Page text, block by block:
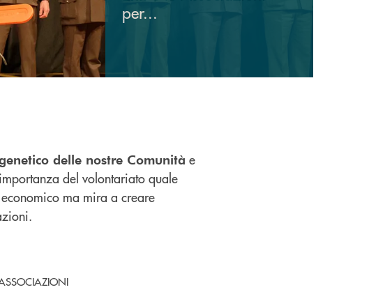
per...
delle nostre Comunità e
del volontariato quale
ma mira a creare